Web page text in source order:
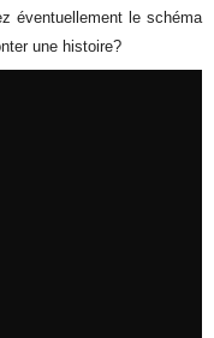
éventuellement le schéma
une histoire?